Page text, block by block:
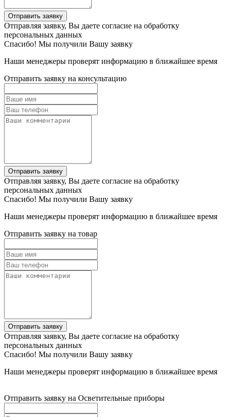
Отправить заявку
Отправляя заявку, Вы даете согласие на обработку
персональных данных
Спасибо! Мы получили Вашу заявку
Наши менеджеры проверят информацию в ближайшее время
Отправить заявку на консультацию
Отправить заявку
Отправляя заявку, Вы даете согласие на обработку
персональных данных
Спасибо! Мы получили Вашу заявку
Наши менеджеры проверят информацию в ближайшее время
Отправить заявку на товар
Отправить заявку
Отправляя заявку, Вы даете согласие на обработку
персональных данных
Спасибо! Мы получили Вашу заявку
Наши менеджеры проверят информацию в ближайшее время
Отправить заявку на Осветительные приборы